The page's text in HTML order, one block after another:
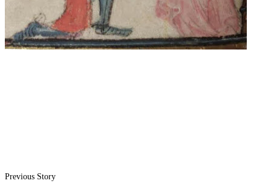
Previous Story